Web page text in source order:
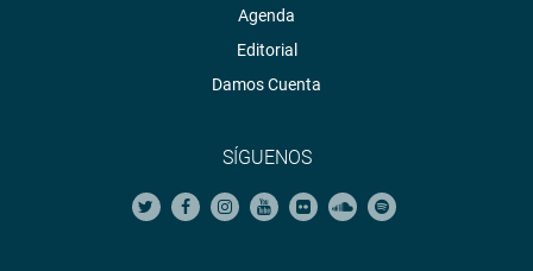
Agenda
Editorial
Damos Cuenta
SÍGUENOS